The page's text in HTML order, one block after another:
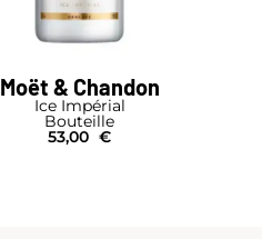
Moët & Chandon
Ice Impérial
Bouteille
53,00 €